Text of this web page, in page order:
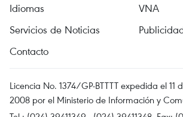
Idiomas
VNA
Servicios de Noticias
Contacto
Licencia No. 1374/GP-BTTTT expedida el 11
2008 por el Ministerio de Información y